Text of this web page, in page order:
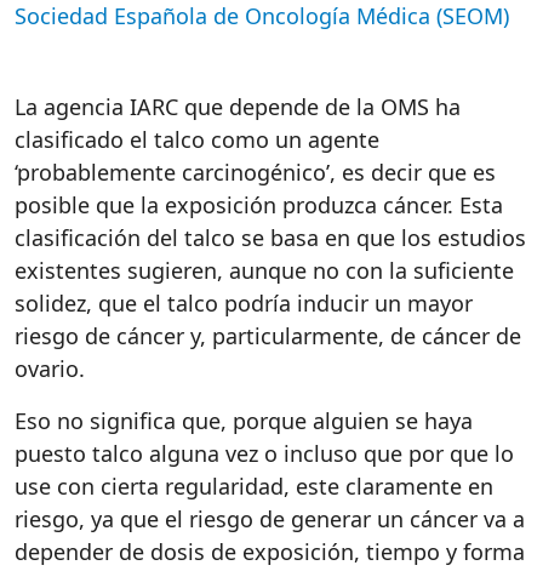
Sociedad Española de Oncología Médica (SEOM)
La agencia IARC que depende de la OMS ha
clasificado el talco como un agente
‘probablemente carcinogénico’, es decir que es
posible que la exposición produzca cáncer. Esta
clasificación del talco se basa en que los estudios
existentes sugieren, aunque no con la suficiente
solidez, que el talco podría inducir un mayor
riesgo de cáncer y, particularmente, de cáncer de
ovario.
Eso no significa que, porque alguien se haya
puesto talco alguna vez o incluso que por que lo
use con cierta regularidad, este claramente en
riesgo, ya que el riesgo de generar un cáncer va a
depender de dosis de exposición, tiempo y forma